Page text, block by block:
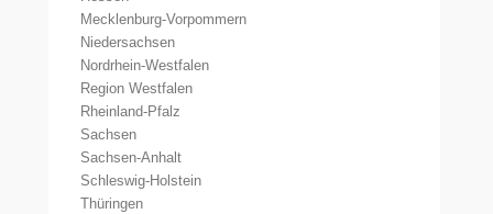
Mecklenburg-Vorpommern
Niedersachsen
Nordrhein-Westfalen
Region Westfalen
Rheinland-Pfalz
Sachsen
Sachsen-Anhalt
Schleswig-Holstein
Thüringen